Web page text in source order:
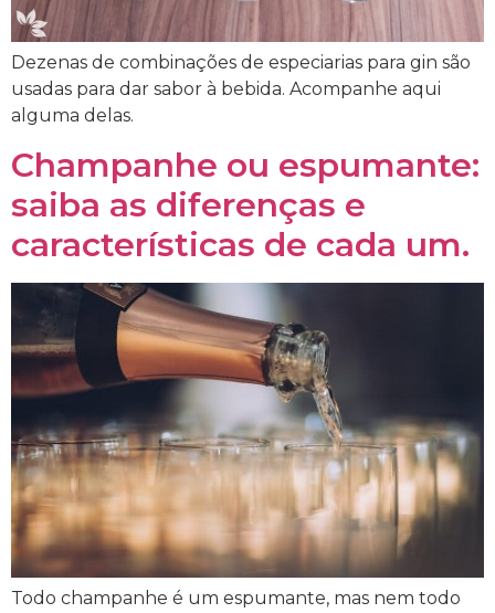
Dezenas de combinações de especiarias para gin são
usadas para dar sabor à bebida. Acompanhe aqui
alguma delas.
Champanhe ou espumante:
saiba as diferenças e
características de cada um.
Todo champanhe é um espumante, mas nem todo